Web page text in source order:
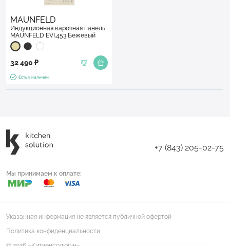
MAUNFELD
Индукционная варочная панель
MAUNFELD EVI.453 Бежевый
32 490 ₽
Есть в наличии
+7 (843) 205-02-75
Мы принимаем к оплате:
Политика конфиденциальности
Указанная информация не является публичной офертой